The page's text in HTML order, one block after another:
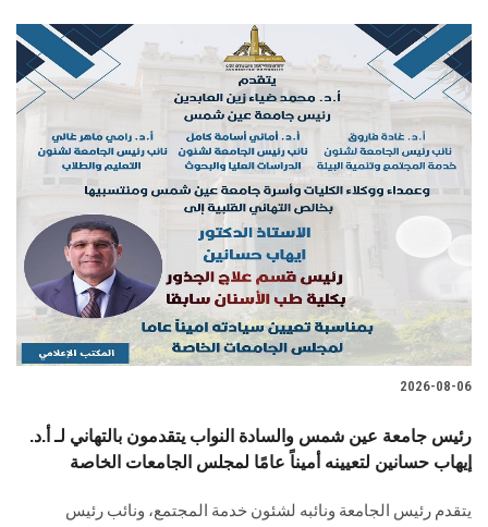
2026-08-06
رئيس جامعة عين شمس والسادة النواب يتقدمون بالتهاني لـ أ.د.
إيهاب حسانين لتعيينه أميناً عامًا لمجلس الجامعات الخاصة
يتقدم رئيس الجامعة ونائبه لشئون خدمة المجتمع، ونائب رئيس